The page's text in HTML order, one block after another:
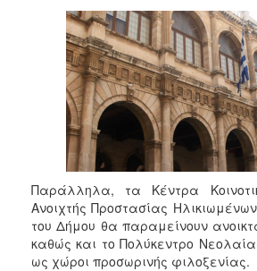
Παράλληλα, τα Κέντρα
Ανοιχτής Προστασίας
του Δήμου θα παραμείνουν
καθώς και το Πολύκεντρο
ως χώροι προσωρινής φιλοξενίας.